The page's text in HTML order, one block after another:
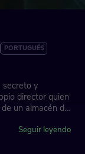
PORTUGUÉS
secreto y
director quien
un almacén de
Seguir leyendo